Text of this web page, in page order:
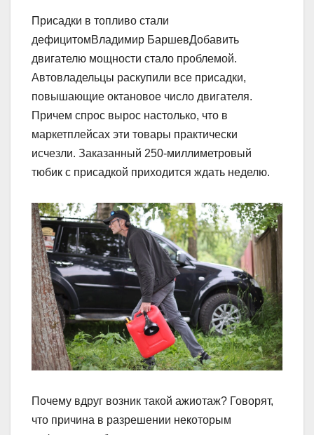
Присадки в топливо стали
дефицитомВладимир БаршевДобавить
двигателю мощности стало проблемой.
Автовладельцы раскупили все присадки,
повышающие октановое число двигателя.
Причем спрос вырос настолько, что в
маркетплейсах эти товары практически
исчезли. Заказанный 250-миллиметровый
тюбик с присадкой приходится ждать неделю.
Почему вдруг возник такой ажиотаж? Говорят,
что причина в разрешении некоторым